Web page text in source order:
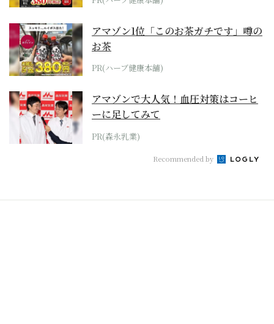
アマゾン1位「このお茶ガチです」噂の
お茶
PR(ハーブ健康本舗)
アマゾンで大人気！血圧対策はコーヒ
ーに足してみて
PR(森永乳業)
Recommended by